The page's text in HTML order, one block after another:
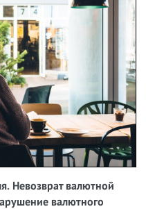
Невозврат валютной
валютного